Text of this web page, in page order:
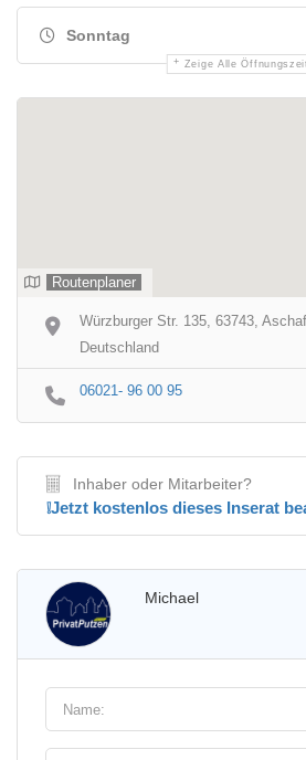
Sonntag
Zeige Alle
Routenplaner
Würzburger Str. 135, 63743,
Deutschland
06021- 96 00 95
Inhaber oder Mitarbeiter?
❕Jetzt kostenlos dieses Inserat
Michael